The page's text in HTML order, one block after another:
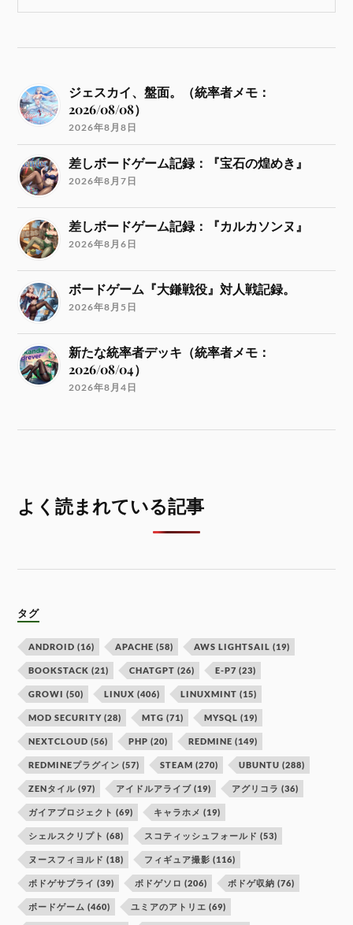
ジェスカイ、盤面。（統率者メモ：
2026/08/08）
2026年8月8日
差しボードゲーム記録：『宝石の煌めき』
2026年8月7日
差しボードゲーム記録：『カルカソンヌ』
2026年8月6日
ボードゲーム『大鎌戦役』対人戦記録。
2026年8月5日
新たな統率者デッキ（統率者メモ：
2026/08/04）
2026年8月4日
よく読まれている記事
タグ
ANDROID (16) APACHE (58) AWS LIGHTSAIL (19)
BOOKSTACK (21) CHATGPT (26) E-P7 (23)
GROWI (50) LINUX (406) LINUXMINT (15)
MOD SECURITY (28) MTG (71) MYSQL (19)
NEXTCLOUD (56) PHP (20) REDMINE (149)
REDMINEプラグイン (57) STEAM (270) UBUNTU (288)
ZENタイル (97) アイドルアライブ (19) アグリコラ (36)
ガイアプロジェクト (69) キャラホメ (19)
シェルスクリプト (68) スコティッシュフォールド (53)
ヌースフィヨルド (18) フィギュア撮影 (116)
ボドゲサプライ (39) ボドゲソロ (206) ボドゲ収納 (76)
ボードゲーム (460) ユミアのアトリエ (69)